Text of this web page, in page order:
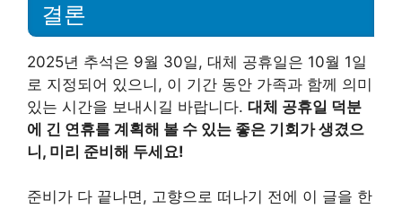
결론
2025년 추석은 9월 30일, 대체 공휴일은 10월 1일
로 지정되어 있으니, 이 기간 동안 가족과 함께 의미
있는 시간을 보내시길 바랍니다. 대체 공휴일 덕분
에 긴 연휴를 계획해 볼 수 있는 좋은 기회가 생겼으
니, 미리 준비해 두세요!
준비가 다 끝나면, 고향으로 떠나기 전에 이 글을 한